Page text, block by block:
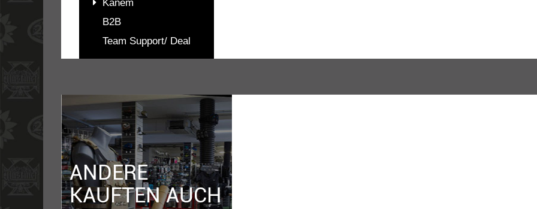
Kanem
B2B
Team Support/ Deal
ZUBEHÖR
ANDERE
KAUFTEN AUCH